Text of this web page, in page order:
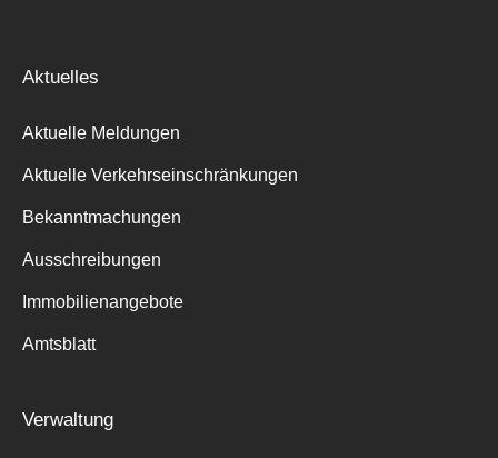
Aktuelles
Aktuelle Meldungen
Aktuelle Verkehrseinschränkungen
Bekanntmachungen
Ausschreibungen
Immobilienangebote
Amtsblatt
Verwaltung